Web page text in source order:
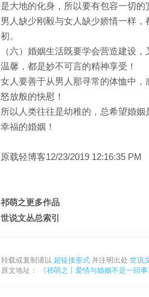
是大地的化身，所以要有包容一切的
男人缺少刚毅与女人缺少娇情一样
初。
（六）婚姻生活既要学会营造建设
温馨，都是妙不可言的精神享受！
女人要善于从男人那寻常的体恤中
怒放般的快慰！
所以人类往往是幼稚的，总希望婚
幸福的婚姻！
原载轻博客12/23/2019 12:16:35 PM
祁萌之更多作品
世说文丛总索引
转载或复制请以 超链接形式 并注明出处 世说
原文地址：
《祁萌之丨爱情与婚姻不是一回事